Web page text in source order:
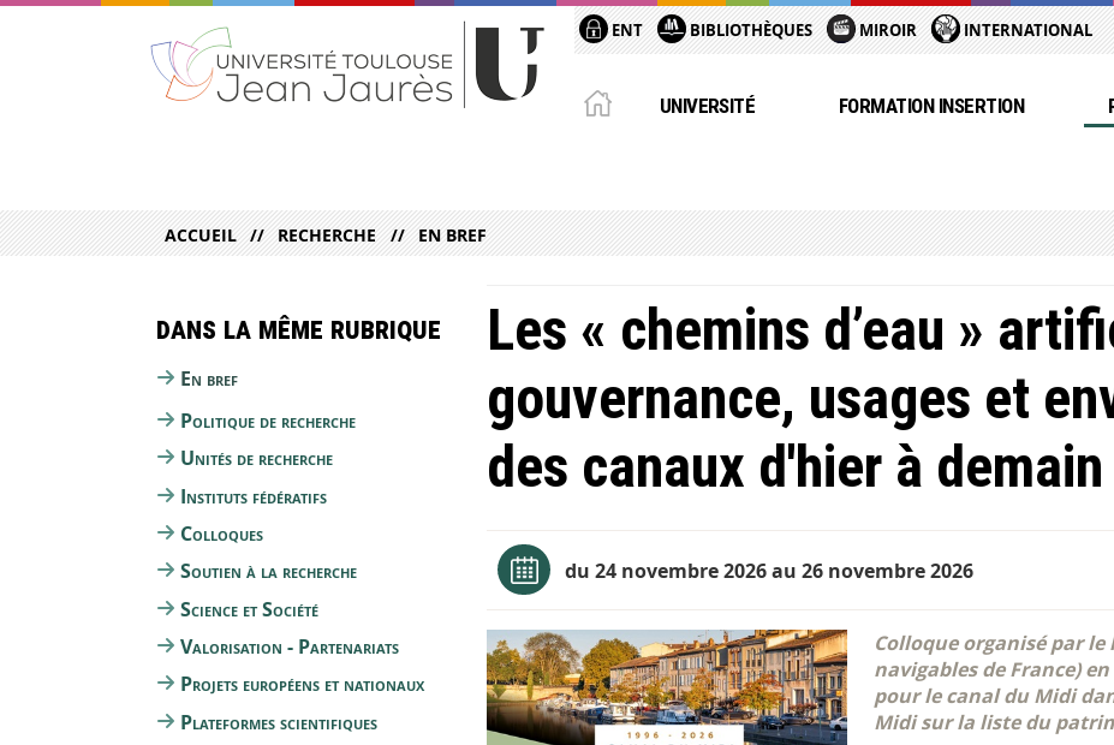
ENT BIBLIOTHÈQUES MIROIR INTERNATIONAL
UNIVERSITÉ FORMATION INSERTION
ACCUEIL RECHERCHE EN BREF
Les « chemins d’eau »
gouvernance, usages et
des canaux d'hier à demain
du 24 novembre 2026 au 26 novembre 2026
Colloque organisé par le
navigables de France)
pour le canal du Midi
Midi sur la liste du
Dans la même rubrique
En bref
Politique de recherche
Unités de recherche
Instituts fédératifs
Colloques
Soutien à la recherche
Science et Société
Valorisation - Partenariats
Projets européens et nationaux
Plateformes scientifiques